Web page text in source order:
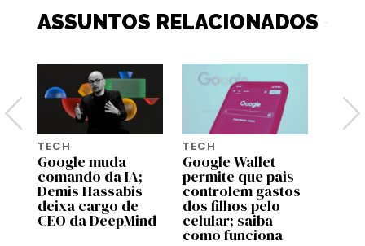
ASSUNTOS RELACIONADOS
TECH
Google muda
comando da IA;
Demis Hassabis
deixa cargo de
CEO da DeepMind
TECH
Google Wallet
permite que pais
controlem gastos
dos filhos pelo
celular; saiba
como funciona